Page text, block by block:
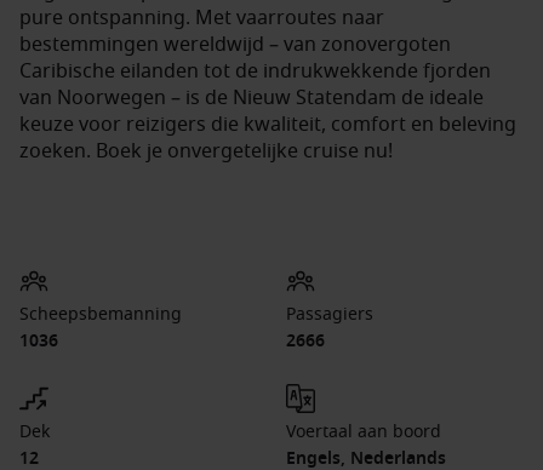
pure ontspanning. Met vaarroutes naar
bestemmingen wereldwijd – van zonovergoten
Caribische eilanden tot de indrukwekkende fjorden
van Noorwegen – is de Nieuw Statendam de ideale
keuze voor reizigers die kwaliteit, comfort en beleving
zoeken. Boek je onvergetelijke cruise nu!
Scheepsbemanning
1036
Passagiers
2666
Dek
12
Voertaal aan boord
Engels, Nederlands